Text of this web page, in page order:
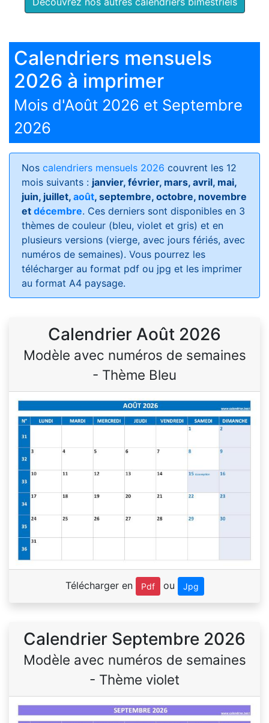
Calendriers mensuels
2026 à imprimer
Mois d'Août 2026 et Septembre
2026
Nos calendriers mensuels 2026 couvrent les 12
mois suivants : janvier, février, mars, avril, mai,
juin, juillet, août, septembre, octobre, novembre
et décembre. Ces derniers sont disponibles en 3
thèmes de couleur (bleu, violet et gris) et en
plusieurs versions (vierge, avec jours fériés, avec
numéros de semaines). Vous pourrez les
télécharger au format pdf ou jpg et les imprimer
au format A4 paysage.
Calendrier Août 2026
Modèle avec numéros de semaines
- Thème Bleu
Télécharger en Pdf ou Jpg
Calendrier Septembre 2026
Modèle avec numéros de semaines
- Thème violet